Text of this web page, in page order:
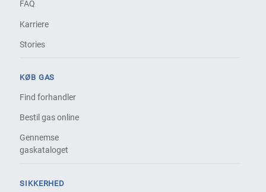
FAQ
Karriere
Stories
KØB GAS
Find forhandler
Bestil gas online
Gennemse
gaskataloget
SIKKERHED